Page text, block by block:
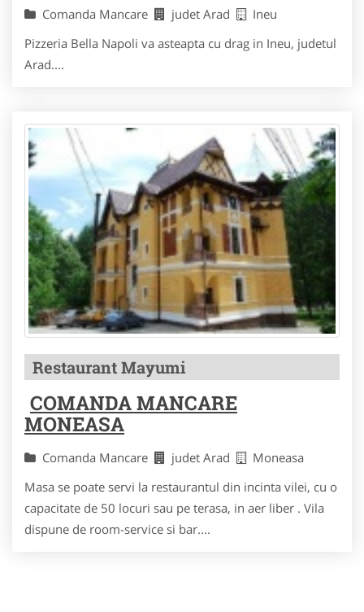
Comanda Mancare judet Arad
Ineu
Pizzeria Bella Napoli va asteapta cu drag in Ineu, judetul
Arad....
Restaurant Mayumi
COMANDA MANCARE
MONEASA
Comanda Mancare judet Arad
Moneasa
Masa se poate servi la restaurantul din incinta vilei, cu o
capacitate de 50 locuri sau pe terasa, in aer liber . Vila
dispune de room-service si bar....